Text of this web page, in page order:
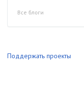
Все блоги
Поддержать проекты